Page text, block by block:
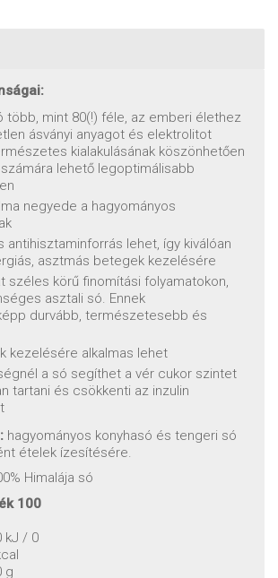
több, mint 80(!) féle, az emberi élethez
ásványi anyagot és elektrolitot
kialakulásának köszönhetően
lehető legoptimálisabb
negyede a hagyományos
lehet, így kiválóan
asztmás betegek kezelésére
széles körű finomítási folyamatokon,
asztali só. Ennek
durvább, természetesebb és
kezelésére alkalmas lehet
a só segíthet a vér cukor szintet
tartani és csökkenti az inzulin
hagyományos konyhasó és tengeri só
ételek ízesítésére.
Himalája só
100
kJ / 0
g